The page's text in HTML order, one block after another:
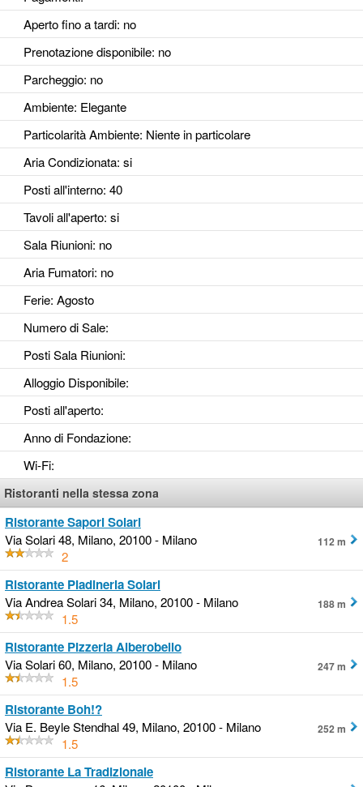
Aperto fino a tardi: no
Prenotazione disponibile: no
Parcheggio: no
Ambiente: Elegante
Particolarità Ambiente: Niente in particolare
Aria Condizionata: si
Posti all'interno: 40
Tavoli all'aperto: si
Sala Riunioni: no
Aria Fumatori: no
Ferie: Agosto
Numero di Sale:
Posti Sala Riunioni:
Alloggio Disponibile:
Posti all'aperto:
Anno di Fondazione:
Wi-Fi:
Ristoranti nella stessa zona
Ristorante Sapori Solari
Via Solari 48, Milano, 20100 - Milano
2
112 m
Ristorante Piadineria Solari
Via Andrea Solari 34, Milano, 20100 - Milano
1.5
188 m
Ristorante Pizzeria Alberobello
Via Solari 60, Milano, 20100 - Milano
1.5
247 m
Ristorante Boh!?
Via E. Beyle Stendhal 49, Milano, 20100 - Milano
1.5
252 m
Ristorante La Tradizionale